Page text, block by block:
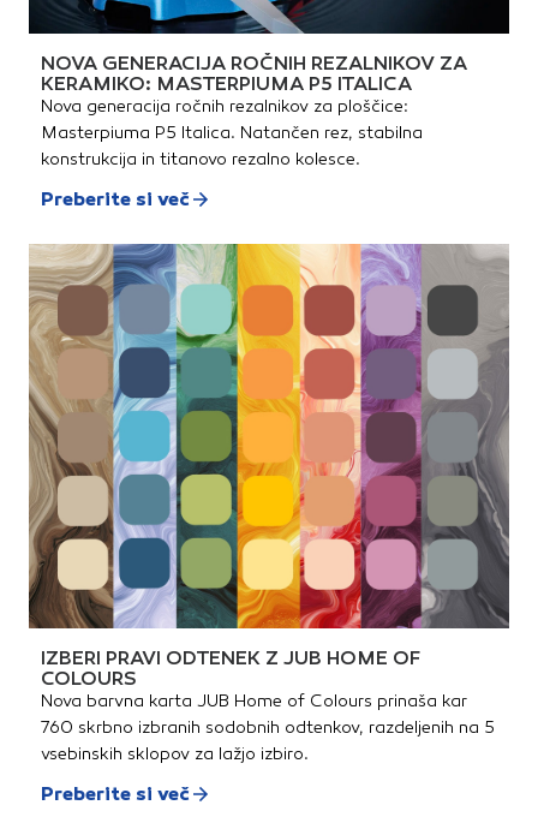
NOVA GENERACIJA ROČNIH REZALNIKOV ZA
KERAMIKO: MASTERPIUMA P5 ITALICA
Nova generacija ročnih rezalnikov za ploščice:
Masterpiuma P5 Italica. Natančen rez, stabilna
konstrukcija in titanovo rezalno kolesce.
Preberite si več
IZBERI PRAVI ODTENEK Z JUB HOME OF
COLOURS
Nova barvna karta JUB Home of Colours prinaša kar
760 skrbno izbranih sodobnih odtenkov, razdeljenih na 5
vsebinskih sklopov za lažjo izbiro.
Preberite si več